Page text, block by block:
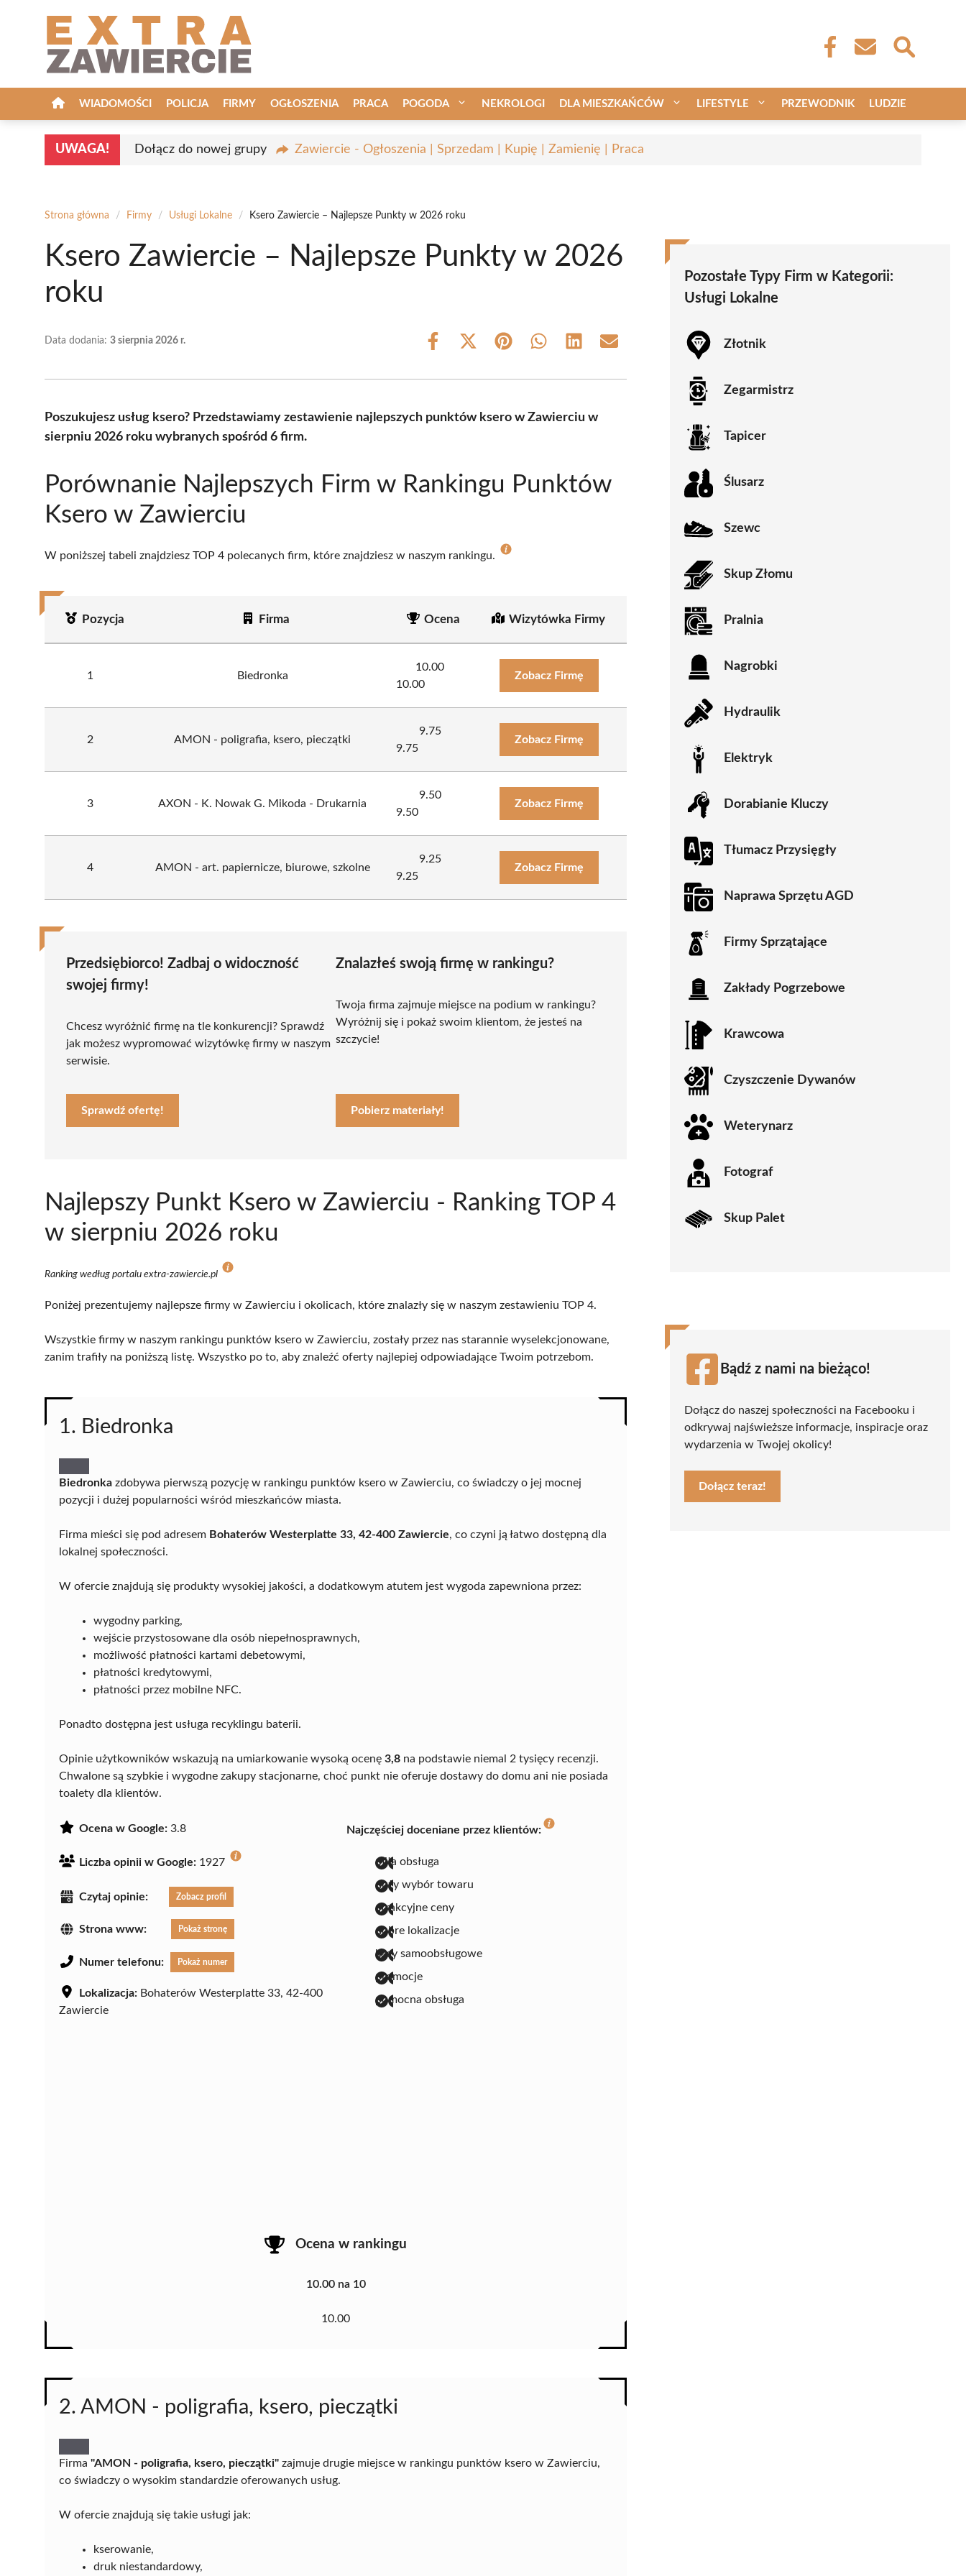
WIADOMOŚCI POLICJA FIRMY OGŁOSZENIA PRACA POGODA NEKROLOGI DLA MIESZKAŃCÓW LIFESTYLE PRZEWODNIK LUDZIE
UWAGA! Dołącz do nowej grupy Zawiercie - Ogłoszenia | Sprzedam | Kupię | Zamienię | Praca
Strona główna / Firmy / Usługi Lokalne / Ksero Zawiercie – Najlepsze Punkty w 2026 roku
Ksero Zawiercie – Najlepsze Punkty w 2026
roku
Data dodania: 3 sierpnia 2026 r.
Share
Share
(Twitter)
Share Share Share Share
Poszukujesz usług ksero? Przedstawiamy zestawienie najlepszych punktów ksero w Zawierciu w
sierpniu 2026 roku wybranych spośród 6 firm.
Porównanie Najlepszych Firm w Rankingu Punktów
Ksero w Zawierciu
W poniższej tabeli znajdziesz TOP 4 polecanych firm, które znajdziesz w naszym rankingu.
Pozycja Firma Ocena Wizytówka Firmy
1 Biedronka
10.00
10.00
Zobacz Firmę
2 AMON - poligrafia, ksero, pieczątki
9.75
9.75
Zobacz Firmę
3 AXON - K. Nowak G. Mikoda - Drukarnia
9.50
9.50
Zobacz Firmę
4 AMON - art. papiernicze, biurowe, szkolne
9.25
9.25
Zobacz Firmę
Przedsiębiorco! Zadbaj o widoczność
swojej firmy!
Chcesz wyróżnić firmę na tle konkurencji? Sprawdź
jak możesz wypromować wizytówkę firmy w naszym
serwisie.
Sprawdź ofertę!
Znalazłeś swoją firmę w rankingu?
Twoja firma zajmuje miejsce na podium w rankingu?
Wyróżnij się i pokaż swoim klientom, że jesteś na
szczycie!
Pobierz materiały!
Najlepszy Punkt Ksero w Zawierciu - Ranking TOP 4
w sierpniu 2026 roku
Ranking według portalu extra-zawiercie.pl
Poniżej prezentujemy najlepsze firmy w Zawierciu i okolicach, które znalazły się w naszym zestawieniu TOP 4.
Wszystkie firmy w naszym rankingu punktów ksero w Zawierciu, zostały przez nas starannie wyselekcjonowane,
zanim trafiły na poniższą listę. Wszystko po to, aby znaleźć oferty najlepiej odpowiadające Twoim potrzebom.
1. Biedronka
Biedronka zdobywa pierwszą pozycję w rankingu punktów ksero w Zawierciu, co świadczy o jej mocnej
pozycji i dużej popularności wśród mieszkańców miasta.
Firma mieści się pod adresem Bohaterów Westerplatte 33, 42-400 Zawiercie, co czyni ją łatwo dostępną dla
lokalnej społeczności.
W ofercie znajdują się produkty wysokiej jakości, a dodatkowym atutem jest wygoda zapewniona przez:
wygodny parking,
wejście przystosowane dla osób niepełnosprawnych,
możliwość płatności kartami debetowymi,
płatności kredytowymi,
płatności przez mobilne NFC.
Ponadto dostępna jest usługa recyklingu baterii.
Opinie użytkowników wskazują na umiarkowanie wysoką ocenę 3,8 na podstawie niemal 2 tysięcy recenzji.
Chwalone są szybkie i wygodne zakupy stacjonarne, choć punkt nie oferuje dostawy do domu ani nie posiada
toalety dla klientów.
Ocena w Google: 3.8
Liczba opinii w Google: 1927
Czytaj opinie: Zobacz profil
Strona www: Pokaż stronę
Numer telefonu: Pokaż numer
Lokalizacja: Bohaterów Westerplatte 33, 42-400
Zawiercie
Najczęściej doceniane przez klientów:
miła obsługa
duży wybór towaru
atrakcyjne ceny
dobre lokalizacje
kasy samoobsługowe
promocje
pomocna obsługa
Ocena w rankingu
10.00 na 10
10.00
2. AMON - poligrafia, ksero, pieczątki
Firma "AMON - poligrafia, ksero, pieczątki" zajmuje drugie miejsce w rankingu punktów ksero w Zawierciu,
co świadczy o wysokim standardzie oferowanych usług.
W ofercie znajdują się takie usługi jak:
kserowanie,
druk niestandardowy,
Pozostałe Typy Firm w Kategorii:
Usługi Lokalne
Złotnik
Zegarmistrz
Tapicer
Ślusarz
Szewc
Skup Złomu
Pralnia
Nagrobki
Hydraulik
Elektryk
Dorabianie Kluczy
Tłumacz Przysięgły
Naprawa Sprzętu AGD
Firmy Sprzątające
Zakłady Pogrzebowe
Krawcowa
Czyszczenie Dywanów
Weterynarz
Fotograf
Skup Palet
Bądź z nami na bieżąco!
Dołącz do naszej społeczności na Facebooku i
odkrywaj najświeższe informacje, inspiracje oraz
wydarzenia w Twojej okolicy!
Dołącz teraz!